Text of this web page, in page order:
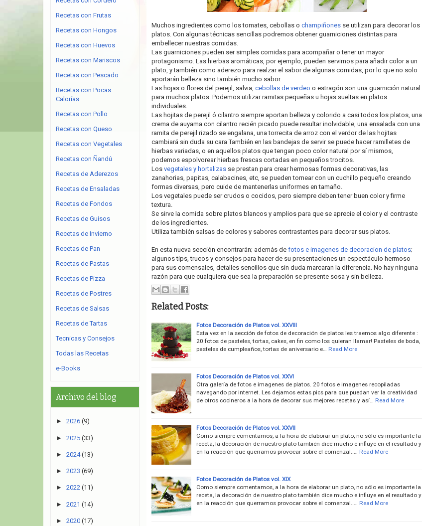
Muchos ingredientes como los tomates, cebollas o champiñonesse utilizan para decorar los
platos. Con algunas técnicas sencillas podremos obtener guarniciones distintas para
embellecer nuestras comidas.
Las guarniciones pueden ser simples comidas para acompañar o tener un mayor
protagonismo. Las hierbas aromáticas, por ejemplo, pueden servirnos para añadir color a un
plato, y también como aderezo para realzar el sabor de algunas comidas, por lo que no solo
aportarán belleza sino también mucho sabor.
Las hojas o flores del perejil, salvia, cebollas de verdeo o estragón son una guarnición natural
para muchos platos. Podemos utilizar ramitas pequeñas u hojas sueltas en platos
individuales.
Las hojitas de perejil ó cilantro siempre aportan belleza y colorido a casi todos los platos, una
crema de auyama con cilantro recién picado puede resultar inolvidable, una ensalada con una
ramita de perejil rizado se engalana, una torrecita de arroz con el verdor de las hojitas
cambiará sin duda su cara También en las bandejas de servir se puede hacer ramilletes de
hierbas variadas, o en aquellos platos que tengan poco color natural por sí mismos,
podemos espolvorear hierbas frescas cortadas en pequeños trocitos.
Los vegetales y hortalizasse prestan para crear hermosas formas decorativas, las
zanahorias, papitas, calabacines, etc, se pueden tornear con un cuchillo pequeño creando
formas diversas, pero cuide de mantenerlas uniformes en tamaño.
Los vegetales puede ser crudos o cocidos, pero siempre deben tener buen color y firme
textura.
Se sirve la comida sobre platos blancos y amplios para que se aprecie el color y el contraste
de los ingredientes.
Utiliza también salsas de colores y sabores contrastantes para decorar sus platos.
En esta nueva sección encontrarán; además de fotos e imagenes de decoracion de platos;
algunos tips, trucos y consejos para hacer de su presentaciones un espectáculo hermoso
para sus comensales, detalles sencillos que sin duda marcaran la diferencia. No hay ninguna
razón para que cualquiera que sea la preparación se presente sosa y sin belleza.
Related Posts:
Fotos Decoración de Platos vol. XXVIII
Esta vez en la sección de fotos de decoración de platos les traemos algo diferente :
20 fotos de pasteles, tortas, cakes, en fin como los quieran llamar! Pasteles de boda,
pasteles de cumpleaños, tortas de aniversario e…
Read More
Fotos Decoración de Platos vol. XXVI
Otra galería de fotos e imagenes de platos. 20 fotos e imagenes recopiladas
navegando por internet. Les dejamos estas pics para que puedan ver la creatividad
de otros cocineros a la hora de decorar sus mejores recetas y así…
Read More
Fotos Decoración de Platos vol. XXVII
Como siempre comentamos, a la hora de elaborar un plato, no sólo es importante la
receta, la decoración de nuestro plato también dice mucho e influye en el resultado y
en la reacción que querramos provocar sobre el comenzal..…
Read More
Fotos Decoración de Platos vol. XIX
Como siempre comentamos, a la hora de elaborar un plato, no sólo es importante la
receta, la decoración de nuestro plato también dice mucho e influye en el resultado y
en la reacción que querramos provocar sobre el comenzal..…
Read More
Recetas con Frutas
Recetas con Hongos
Recetas con Huevos
Recetas con Mariscos
Recetas con Pescado
Recetas con Pocas
Calorías
Recetas con Pollo
Recetas con Queso
Recetas con Vegetales
Recetas con Ñandú
Recetas de Aderezos
Recetas de Ensaladas
Recetas de Fondos
Recetas de Guisos
Recetas de Invierno
Recetas de Pan
Recetas de Pastas
Recetas de Pizza
Recetas de Postres
Recetas de Salsas
Recetas de Tartas
Tecnicas y Consejos
Todas las Recetas
e-Books
Archivo del blog
► 2026 (9)
► 2025 (33)
► 2024 (13)
► 2023 (69)
► 2022 (11)
► 2021 (14)
► 2020 (17)